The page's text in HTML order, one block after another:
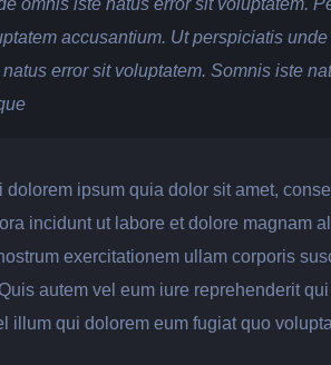
omnis iste natus error sit voluptatem.
accusantium. Ut perspiciatis
error sit voluptatem. Somnis iste
ipsum quia dolor sit amet,
incidunt ut labore et dolore magnam
exercitationem ullam corporis
autem vel eum iure reprehenderit
illum qui dolorem eum fugiat quo